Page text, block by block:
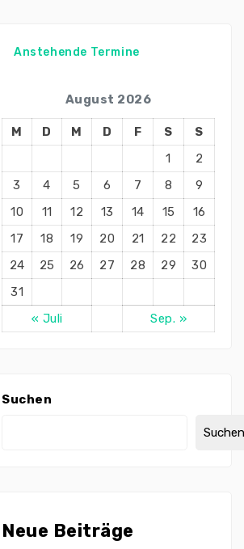
Anstehende Termine
August 2026
M D M D F S
S
1
2
3
4 5 6 7 8
9
10
11 12 13 14 15
16
17
18 19 20 21 22
23
24
25 26 27 28 29
30
31
« Juli
Sep. »
Suchen
Neue Beiträge